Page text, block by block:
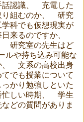
認識、 充電した
り組むのか、 研究
科でも仮想現実が
来るのですか、
研究室の先生はど
ルや持ち込み可能な
、 文系の高校出身
でも授業について
かり勉強しといた
忙しい時期、 学生
どの質問がありま